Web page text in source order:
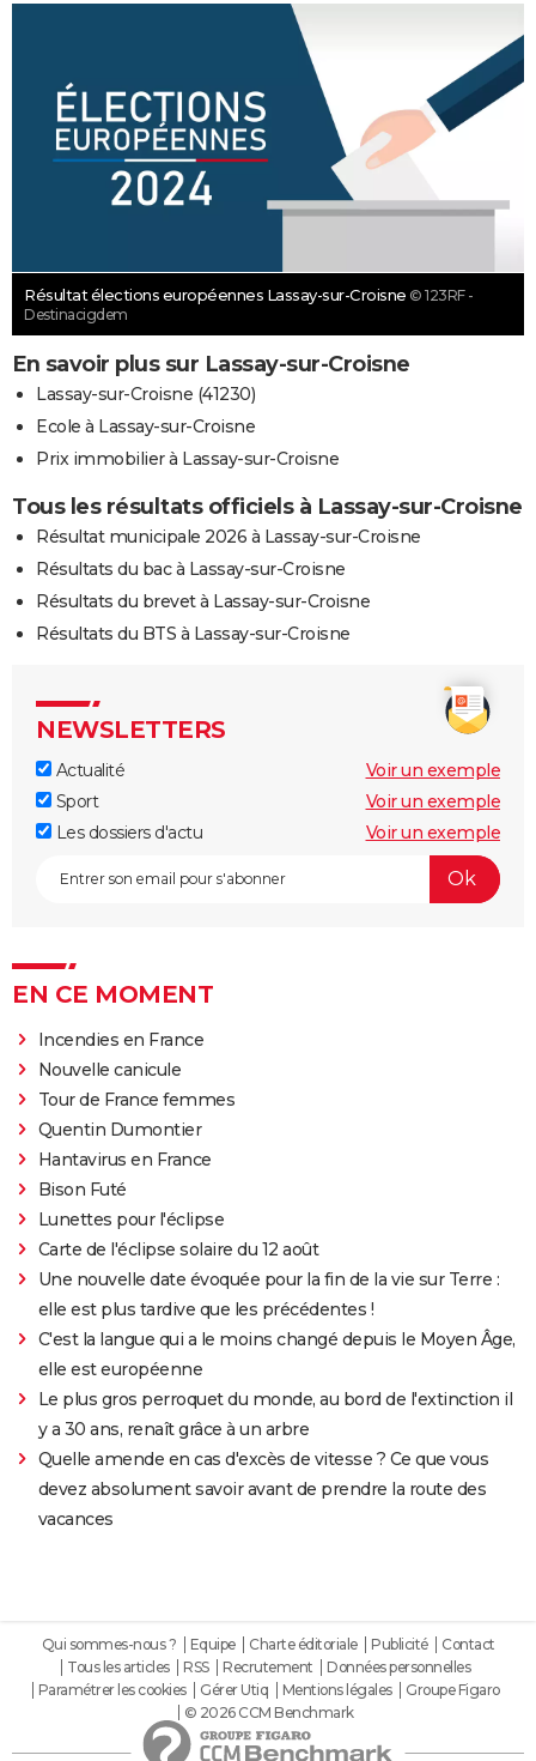
Résultat élections européennes Lassay-sur-Croisne © 123RF -
Destinacigdem
En savoir plus sur Lassay-sur-Croisne
Lassay-sur-Croisne (41230)
Ecole à Lassay-sur-Croisne
Prix immobilier à Lassay-sur-Croisne
Tous les résultats officiels à Lassay-sur-Croisne
Résultat municipale 2026 à Lassay-sur-Croisne
Résultats du bac à Lassay-sur-Croisne
Résultats du brevet à Lassay-sur-Croisne
Résultats du BTS à Lassay-sur-Croisne
NEWSLETTERS
Actualité
Voir un exemple
Sport
Voir un exemple
Les dossiers d'actu
Voir un exemple
EN CE MOMENT
Incendies en France
Nouvelle canicule
Tour de France femmes
Quentin Dumontier
Hantavirus en France
Bison Futé
Lunettes pour l'éclipse
Carte de l'éclipse solaire du 12 août
Une nouvelle date évoquée pour la fin de la vie sur Terre :
elle est plus tardive que les précédentes !
C'est la langue qui a le moins changé depuis le Moyen Âge,
elle est européenne
Le plus gros perroquet du monde, au bord de l'extinction il
y a 30 ans, renaît grâce à un arbre
Quelle amende en cas d'excès de vitesse ? Ce que vous
devez absolument savoir avant de prendre la route des
vacances
Qui sommes-nous ? Equipe Charte éditoriale Publicité
Contact
Tous les articles
RSS Recrutement
Données personnelles
Paramétrer les cookies
Gérer Utiq Mentions légales
Groupe Figaro
© 2026 CCM Benchmark